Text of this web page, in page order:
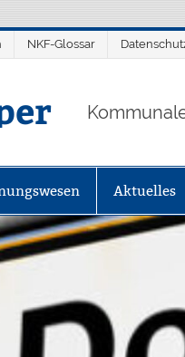
NKF-Glossar
Aktuelles